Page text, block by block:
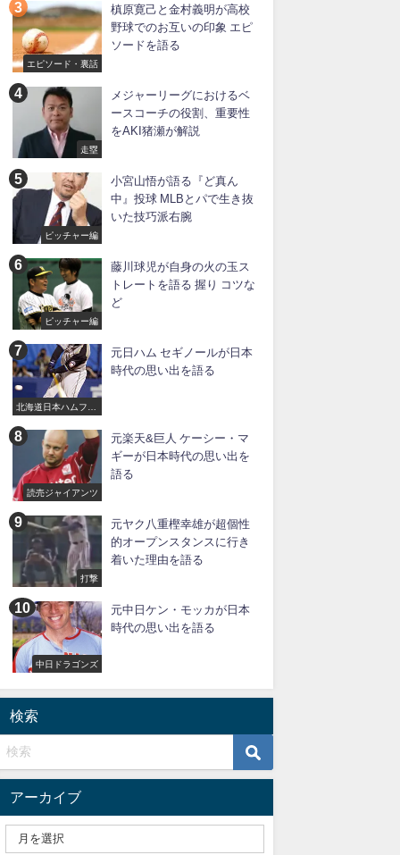
エピソード・裏話
槙原寛己と金村義明が高校
野球でのお互いの印象 エピ
ソードを語る
走塁
メジャーリーグにおけるベ
ースコーチの役割、重要性
をAKI猪瀬が解説
ピッチャー編
小宮山悟が語る『ど真ん
中』投球 MLBとパで生き抜
いた技巧派右腕
ピッチャー編
藤川球児が自身の火の玉ス
トレートを語る 握り コツな
ど
北海道日本ハムファ
元日ハム セギノールが日本
時代の思い出を語る
読売ジャイアンツ
元楽天&巨人 ケーシー・マ
ギーが日本時代の思い出を
語る
打撃
元ヤク八重樫幸雄が超個性
的オープンスタンスに行き
着いた理由を語る
中日ドラゴンズ
元中日ケン・モッカが日本
時代の思い出を語る
検索
アーカイブ